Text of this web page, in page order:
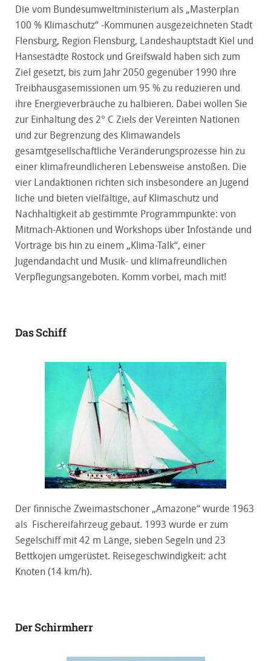
Die vom Bundesumweltministerium als „Masterplan
100 % Klimaschutz“ -Kommunen ausgezeichneten Stadt
Flensburg, Region Flensburg, Landeshauptstadt Kiel und
Hansestädte Rostock und Greifswald haben sich zum
Ziel gesetzt, bis zum Jahr 2050 gegenüber 1990 ihre
Treibhausgasemissionen um 95 % zu reduzieren und
ihre Energieverbräuche zu halbieren. Dabei wollen Sie
zur Einhaltung des 2° C Ziels der Vereinten Nationen
und zur Begrenzung des Klimawandels
gesamtgesellschaftliche Veränderungsprozesse hin zu
einer klimafreundlicheren Lebensweise anstoßen. Die
vier Landaktionen richten sich insbesondere an Jugend
liche und bieten vielfältige, auf Klimaschutz und
Nachhaltigkeit ab gestimmte Programmpunkte: von
Mitmach-Aktionen und Workshops über Infostände und
Vorträge bis hin zu einem „Klima-Talk“, einer
Jugendandacht und Musik- und klimafreundlichen
Verpﬂegungsangeboten. Komm vorbei, mach mit!
Das Schiff
Der ﬁnnische Zweimastschoner „Amazone“ wurde 1963
als Fischereifahrzeug gebaut. 1993 wurde er zum
Segelschiff mit 42 m Länge, sieben Segeln und 23
Bettkojen umgerüstet. Reisegeschwindigkeit: acht
Knoten (14 km/h).
Der Schirmherr